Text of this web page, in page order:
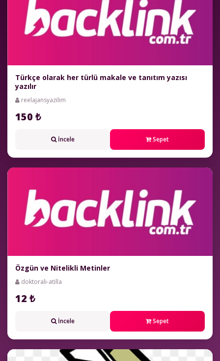
Türkçe olarak her türlü makale ve tanıtım yazısı
yazılır
reelajansyazilim
150 ₺
İncele Sepet
Özgün ve Nitelikli Metinler
doktorali-atilla
12 ₺
İncele Sepet